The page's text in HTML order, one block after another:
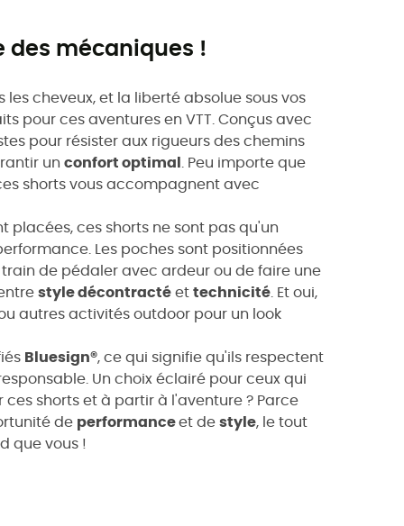
des mécaniques !
cheveux, et la liberté absolue sous vos
pour ces aventures en VTT. Conçus avec
pour résister aux rigueurs des chemins
un confort optimal
. Peu importe que
shorts vous accompagnent avec
placées, ces shorts ne sont pas qu'un
Les poches sont positionnées
de pédaler avec ardeur ou de faire une
style décontracté et technicité . Et oui,
autres activités outdoor pour un look
Bluesign®, ce qui signifie qu'ils respectent
Un choix éclairé pour ceux qui
shorts et à partir à l'aventure ? Parce
de performanceet de style, le tout
que vous !